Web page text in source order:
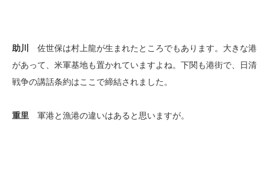
助川
佐世保は村上龍が生まれたところでもあります。大きな港
があって、米軍基地も置かれていますよね。下関も港街で、日清
戦争の講話条約はここで締結されました。
重里 軍港と漁港の違いはあると思いますが。